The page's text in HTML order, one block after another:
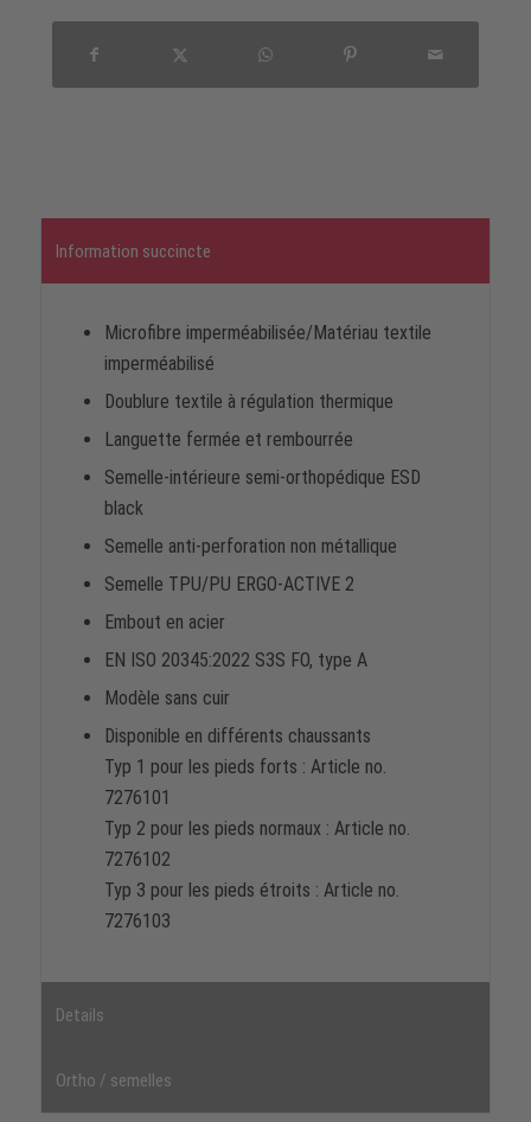
Information succincte
Microfibre imperméabilisée/Matériau textile
imperméabilisé
Doublure textile à régulation thermique
Languette fermée et rembourrée
Semelle-intérieure semi-orthopédique ESD
black
Semelle anti-perforation non métallique
Semelle TPU/PU ERGO-ACTIVE 2
Embout en acier
EN ISO 20345:2022 S3S FO, type A
Modèle sans cuir
Disponible en différents chaussants
Typ 1 pour les pieds forts : Article no.
7276101
Typ 2 pour les pieds normaux : Article no.
7276102
Typ 3 pour les pieds étroits : Article no.
7276103
Details
Ortho / semelles